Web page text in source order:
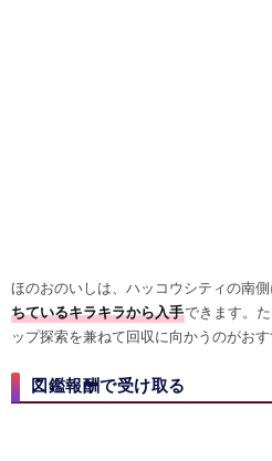
ほのおのいしは、ハッコウシティの南側
ちているキラキラから入手できます。
ップ探索を兼ねて回収に向かうのがおす
図鑑報酬で受け取る